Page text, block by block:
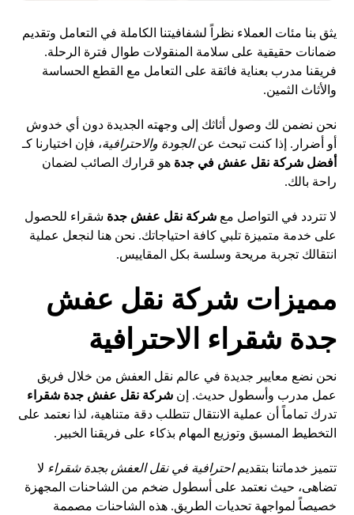
يثق بنا مئات العملاء نظراً لشفافيتنا الكاملة في التعامل وتقديم
ضمانات حقيقية على سلامة المنقولات طوال فترة الرحلة.
فريقنا مدرب بعناية فائقة على التعامل مع القطع الحساسة
والأثاث الثمين.
نحن نضمن لك وصول أثاثك إلى وجهته الجديدة دون أي خدوش
أو أضرار. إذا كنت تبحث عنالجودة والاحترافية، فإن اختيارنا كـ
أفضل شركة نقل عفش في جدة هو قرارك الصائب لضمان
راحة بالك.
لا تتردد في التواصل معشركة نقل عفش جدة شقراء للحصول
على خدمة متميزة تلبي كافة احتياجاتك. نحن هنا لنجعل عملية
انتقالك تجربة مريحة وسلسة بكل المقاييس.
مميزات شركة نقل عفش
جدة شقراء الاحترافية
نحن نضع معايير جديدة في عالم نقل العفش من خلال فريق
عمل مدرب وأسطول حديث. إنشركة نقل عفش جدة شقراء
تدرك تماماً أن عملية الانتقال تتطلب دقة متناهية، لذا نعتمد على
التخطيط المسبق وتوزيع المهام بذكاء على فريقنا الخبير.
تتميز خدماتنا بتقديماحترافية في نقل العفش بجدة شقراء لا
تضاهى، حيث نعتمد على أسطول ضخم من الشاحنات المجهزة
خصيصاً لمواجهة تحديات الطريق. هذه الشاحنات مصممة